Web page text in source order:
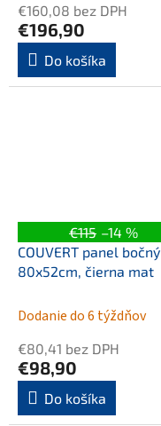
€160,08 bez DPH
€196,90
Do košíka
€115 –14 %
COUVERT panel bočný
80x52cm, čierna mat
Dodanie do 6 týždňov
€80,41 bez DPH
€98,90
Do košíka